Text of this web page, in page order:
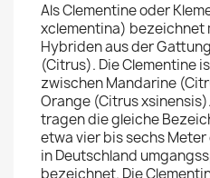
Als Clementine oder
xclementina) bezeichnet
Hybriden aus der
(Citrus). Die Clementine
zwischen Mandarine
Orange (Citrus
tragen die gleiche
etwa vier bis sechs
in Deutschland
bezeichnet. Die